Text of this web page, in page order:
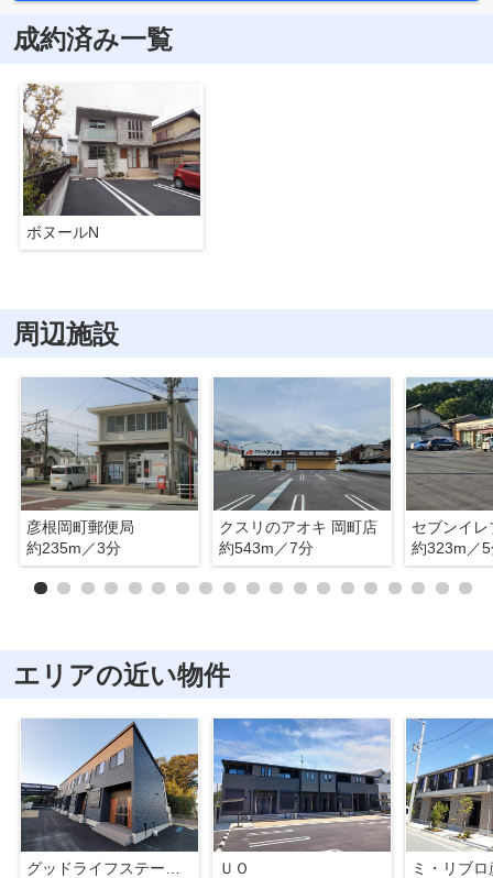
成約済み一覧
ボヌールN
周辺施設
彦根岡町郵便局
約235m／3分
クスリのアオキ 岡町店
約543m／7分
約323m／
エリアの近い物件
ＵＯ